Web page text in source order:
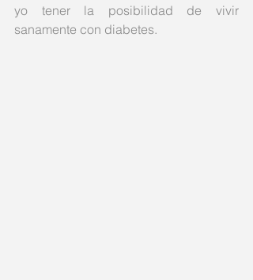
yo tener la posibilidad de vivir
sanamente con diabetes.